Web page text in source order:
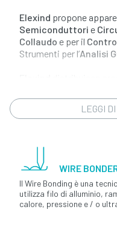
Elexind propone
Semiconduttori e
Collaudo e per il
Strumenti per l’Analisi
tecnologiche per la
LEGGI
WIRE
Il Wire Bonding è una
utilizza filo di alluminio,
calore, pressione e / o